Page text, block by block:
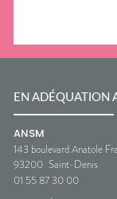
EN ADÉQUATION
ANSM
143 boulevard Anatole
93200 Saint-Denis
01 55 87 30 00